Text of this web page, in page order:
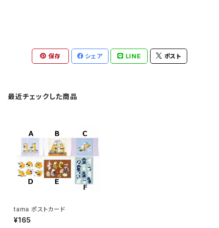
保存 シェア LINE ポスト
最近チェックした商品
tama ポストカード
¥165